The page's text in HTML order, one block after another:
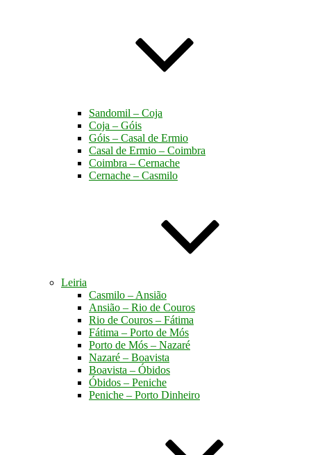
Sandomil – Coja
Coja – Góis
Góis – Casal de Ermio
Casal de Ermio – Coimbra
Coimbra – Cernache
Cernache – Casmilo
Leiria
Casmilo – Ansião
Ansião – Rio de Couros
Rio de Couros – Fátima
Fátima – Porto de Mós
Porto de Mós – Nazaré
Nazaré – Boavista
Boavista – Óbidos
Óbidos – Peniche
Peniche – Porto Dinheiro